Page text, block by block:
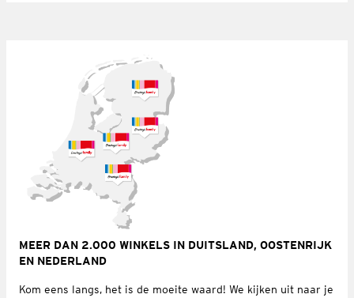
MEER DAN 2.000 WINKELS IN DUITSLAND, OOSTENRIJK
EN NEDERLAND
Kom eens langs, het is de moeite waard! We kijken uit naar je